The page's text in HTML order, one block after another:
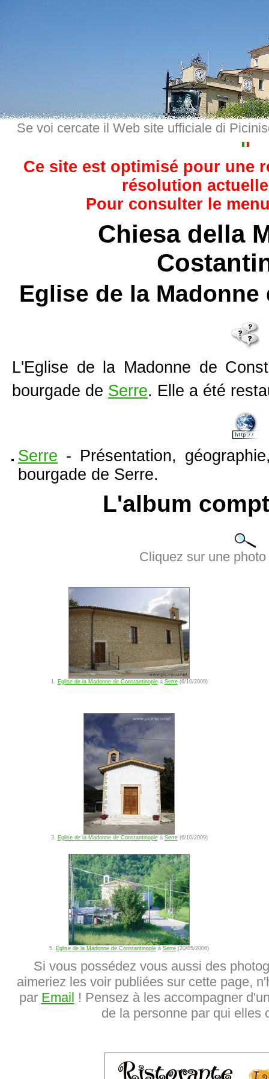
Se voi cercate il Web site ufficiale di
Ce site est optimisé pour une
résolution
Pour consulter le
Chiesa della
Eglise de la
L'Eglise de la Madonne de
bourgade de Serre. Elle a été
Serre - Présentation,
bourgade de Serre.
L'album
Cliquez sur une
1. Eglise de la Madonne de Constantinopleà Serre(6/10/2009)
3. Eglise de la Madonne de Constantinopleà Serre(6/10/2009)
5. Eglise de la Madonne de Constantinople à Serre (20/05/2006)
Si vous possédez vous aussi des
aimeriez les voir publiées sur cette page,
par Email ! Pensez à les accompagner
de la personne par qui elles